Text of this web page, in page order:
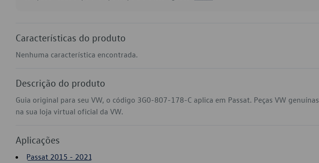
Características do produto
Nenhuma característica encontrada.
Descrição do produto
Guia original para seu VW, o código 3G0-807-178-C aplica em Passat. Peças VW genuínas
na sua loja virtual oficial da VW.
Aplicações
Passat 2015 - 2021